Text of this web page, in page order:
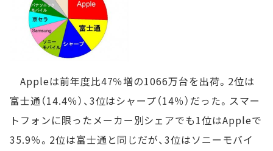
Appleは前年度比47％増の1066万台を出荷。2位は
富士通（14.4％）、3位はシャープ（14％）だった。スマー
トフォンに限ったメーカー別シェアでも1位はAppleで
35.9％。2位は富士通と同じだが、3位はソニーモバイ